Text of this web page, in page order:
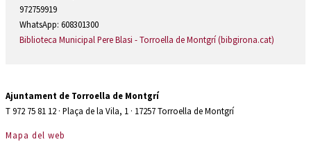
972759919
WhatsApp: 608301300
Biblioteca Municipal Pere Blasi - Torroella de Montgrí (bibgirona.cat)
Ajuntament de Torroella de Montgrí
T 972 75 81 12 · Plaça de la Vila, 1 · 17257 Torroella de Montgrí
Mapa del web